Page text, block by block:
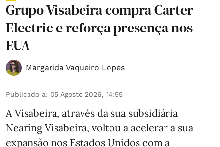
Grupo Visabeira compra Carter
Electric e reforça presença nos
EUA
Margarida Vaqueiro Lopes
Publicado a: 05 Agosto 2026, 14:55
A Visabeira, através da sua subsidiária
Nearing Visabeira, voltou a acelerar a sua
expansão nos Estados Unidos com a